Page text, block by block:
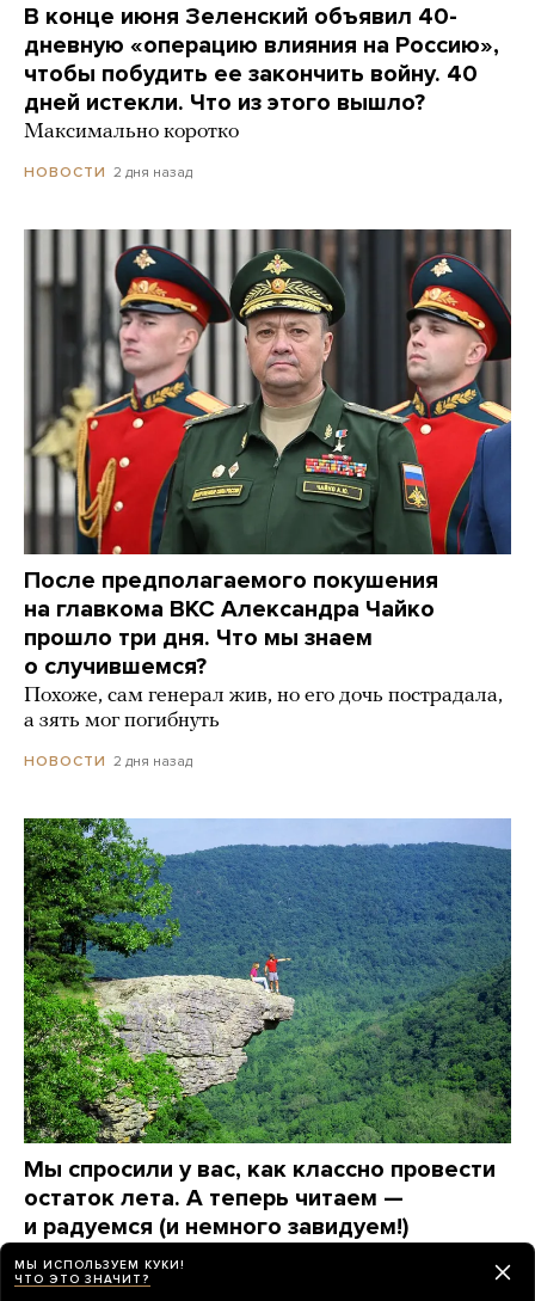
В конце июня Зеленский объявил 40-
дневную «операцию влияния на Россию»,
чтобы побудить ее закончить войну. 40
дней истекли. Что из этого вышло?
Максимально коротко
НОВОСТИ 2 дня назад
После предполагаемого покушения
на главкома ВКС Александра Чайко
прошло три дня. Что мы знаем
о случившемся?
Похоже, сам генерал жив, но его дочь пострадала,
а зять мог погибнуть
НОВОСТИ 2 дня назад
Мы спросили у вас, как классно провести
остаток лета. А теперь читаем —
и радуемся (и немного завидуем!)
Сборник лучших идей
МЫ ИСПОЛЬЗУЕМ КУКИ!
ЧТО ЭТО ЗНАЧИТ?